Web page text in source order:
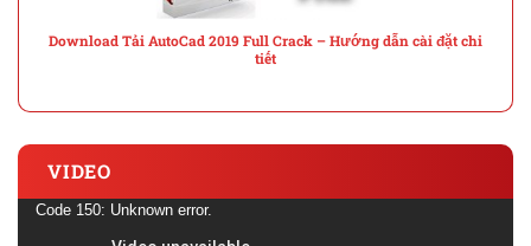
Download Tải AutoCad 2019 Full Crack – Hướng dẫn cài đặt chi
tiết
VIDEO
Trình
Code 150: Unknown error.